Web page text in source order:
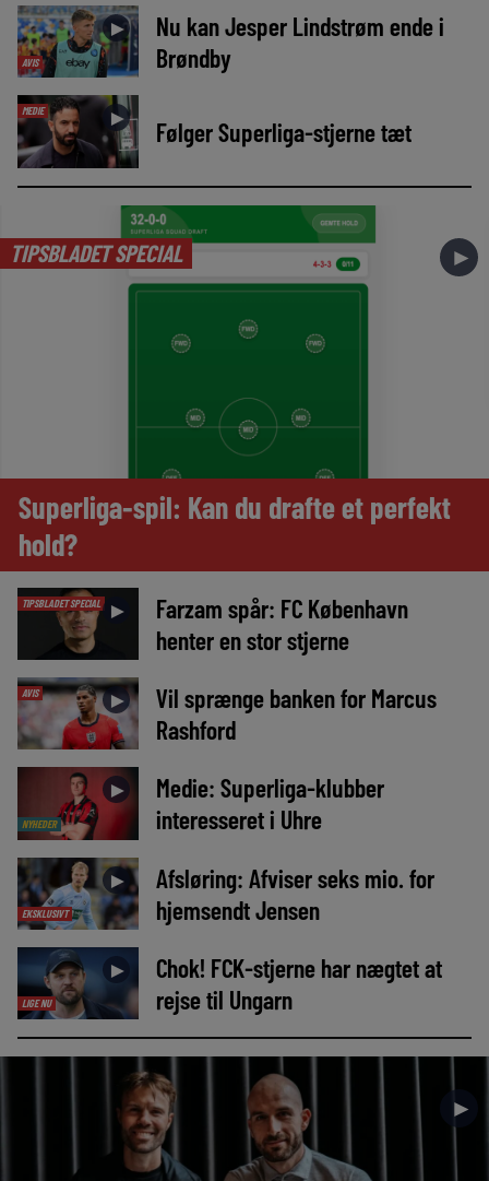
AVIS
►
Nu kan Jesper Lindstrøm ende i
Brøndby
MEDIE ► Følger Superliga-stjerne tæt
TIPSBLADET SPECIAL ►
Superliga-spil: Kan du drafte et perfekt
hold?
TIPSBLADET SPECIAL ►
Farzam spår: FC København
henter en stor stjerne
AVIS ►
Vil sprænge banken for Marcus
Rashford
NYHEDER
►
Medie: Superliga-klubber
interesseret i Uhre
EKSKLUSIVT
►
Afsløring: Afviser seks mio. for
hjemsendt Jensen
LIGE NU
►
Chok! FCK-stjerne har nægtet at
rejse til Ungarn
►